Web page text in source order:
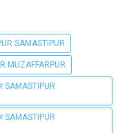
SAMASTIPUR
MUZAFFARPUR
SAMASTIPUR
SAMASTIPUR